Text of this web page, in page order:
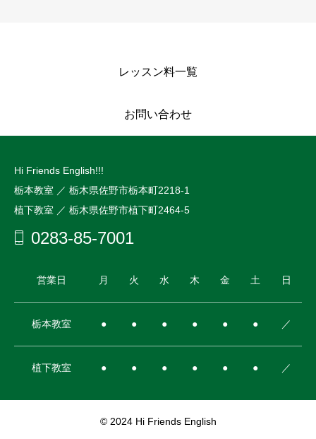
レッスン料一覧
お問い合わせ
Hi Friends English!!!
栃本教室 ／ 栃木県佐野市栃本町2218-1
植下教室 ／ 栃木県佐野市植下町2464-5
0283-85-7001
営業日 月 火 水 木 金 土 日
栃本教室 ● ● ● ● ● ● ／
植下教室 ● ● ● ● ● ● ／
© 2024 Hi Friends English